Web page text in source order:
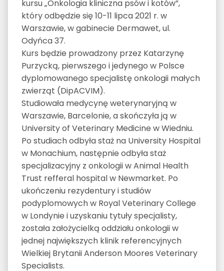
kursu „Onkologia kliniczna psów i kotów”,
który odbędzie się 10-11 lipca 2021 r. w
Warszawie, w gabinecie Dermawet, ul.
Odyńca 37.
Kurs będzie prowadzony przez Katarzynę
Purzycką, pierwszego i jedynego w Polsce
dyplomowanego specjalistę onkologii małych
zwierząt (DipACVIM).
Studiowała medycynę weterynaryjną w
Warszawie, Barcelonie, a skończyła ją w
University of Veterinary Medicine w Wiedniu.
Po studiach odbyła staż na University Hospital
w Monachium, następnie odbyła staż
specjalizacyjny z onkologii w Animal Health
Trust refferal hospital w Newmarket. Po
ukończeniu rezydentury i studiów
podyplomowych w Royal Veterinary College
w Londynie i uzyskaniu tytuły specjalisty,
została założycielką oddziału onkologii w
jednej największych klinik referencyjnych
Wielkiej Brytanii Anderson Moores Veterinary
Specialists.